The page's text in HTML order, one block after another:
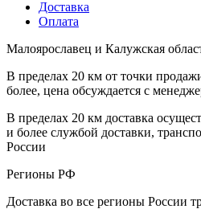
Доставка
Оплата
Малоярославец и Калужская
В пределах 20 км от точки
более, цена обсуждается с
В пределах 20 км доставка
и более службой доставки,
России
Регионы РФ
Доставка во все регионы России